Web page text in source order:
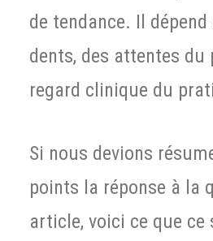
de tendance. Il dépend
dents, des attentes du
regard clinique du
Si nous devions
points la réponse à la
article, voici ce que ce